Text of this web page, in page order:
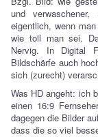
und
eigentlich, wenn
wie toll man sei.
Nervig. In Digital
Bildschärfe auch
sich (zurecht)
Was HD angeht: ich
einen 16:9
dagegen die Bilder
dass die so viel